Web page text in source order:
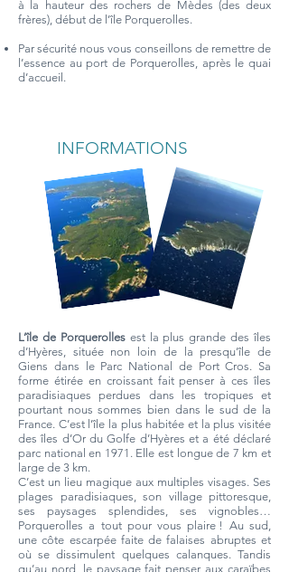
à la hauteur des rochers de Mèdes (des deux
frères), début de l’île Porquerolles.
Par sécurité nous vous conseillons de remettre de
l’essence au port de Porquerolles, après le quai
d’accueil.
INFORMATIONS
L’île de Porquerollesest la plus grande des îles
d’Hyères, située non loin de la presqu’île de
Giens dans le Parc National de Port Cros. Sa
forme étirée en croissant fait penser à ces îles
paradisiaques perdues dans les tropiques et
pourtant nous sommes bien dans le sud de la
France. C’est l’île la plus habitée et la plus visitée
des îles d’Or du Golfe d’Hyères et a été déclaré
parc national en 1971. Elle est longue de 7 km et
large de 3 km.
C’est un lieu magique aux multiples visages. Ses
plages paradisiaques, son village pittoresque,
ses paysages splendides, ses vignobles…
Porquerolles a tout pour vous plaire ! Au sud,
une côte escarpée faite de falaises abruptes et
où se dissimulent quelques calanques. Tandis
qu’au nord, le paysage fait penser aux caraïbes